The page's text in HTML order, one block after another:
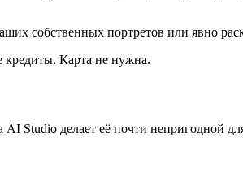
собственных портретов или явно
Карта не нужна.
Studio делает её почти непригодной